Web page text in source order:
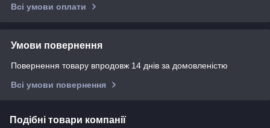
Всі умови оплати
Умови повернення
Повернення товару впродовж 14 днів за домовленістю
Всі умови повернення
Подібні товари компанії